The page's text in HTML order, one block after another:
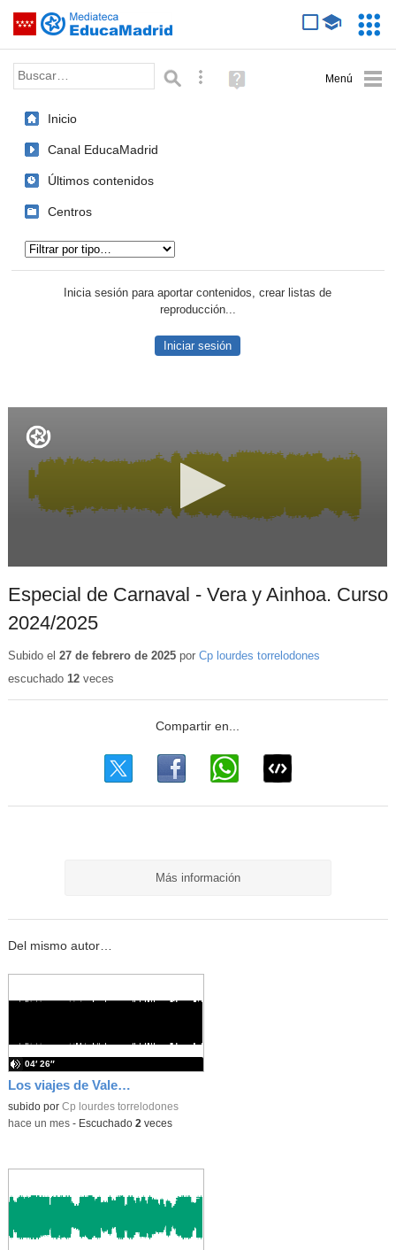
Saltar navegación
Palabra o frase: Búsqueda avanzada
Ayuda
(en
Inicio
Canal EducaMadrid
Últimos contenidos
Centros
Inicia sesión para aportar contenidos, crear listas de
reproducción...
Iniciar sesión
Especial de Carnaval - Vera y Ainhoa. Curso
2024/2025
Subido el 27 de febrero de 2025por Cp lourdes torrelodones
escuchado 12veces
Más información
Del mismo autor…
Los viajes de Valentina, Inés y Narán!!
subido por Cp lourdes torrelodones
04′ 26″
-hace un mes- Escuchado 2veces